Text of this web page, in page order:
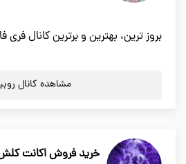
بروز ترین، بهترین و برترین کانال فری
مشاهده کانال
خرید فروش اکانت